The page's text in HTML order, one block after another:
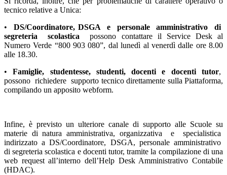
tecnico relative a Unica:
•
DS/Coordinatore, DSGA e personale amministrativo
di
segreteria
scolastica possono contattare il Service Desk al
Numero Verde “800 903 080”, dal lunedì al venerdì dalle ore 8.00
alle 18.30.
•
Famiglie, studentesse, studenti, docenti e docenti tutor,
possono richiedere supporto tecnico direttamente sulla Piattaforma,
compilando un apposito webform.
Infine, è previsto un ulteriore canale di supporto alle Scuole su
materie di natura amministrativa, organizzativa e
specialistica
indirizzato a DS/Coordinatore, DSGA, personale amministrativo
disegreteria scolastica e docenti tutor, tramite la compilazione di una
web request all’interno dell’Help Desk Amministrativo Contabile
(HDAC).